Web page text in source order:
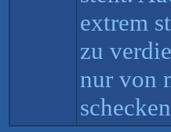
extrem
zu
nur von